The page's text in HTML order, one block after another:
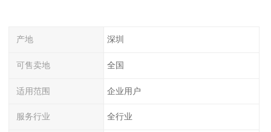
产地 深圳
可售卖地 全国
适用范围 企业用户
服务行业 全行业